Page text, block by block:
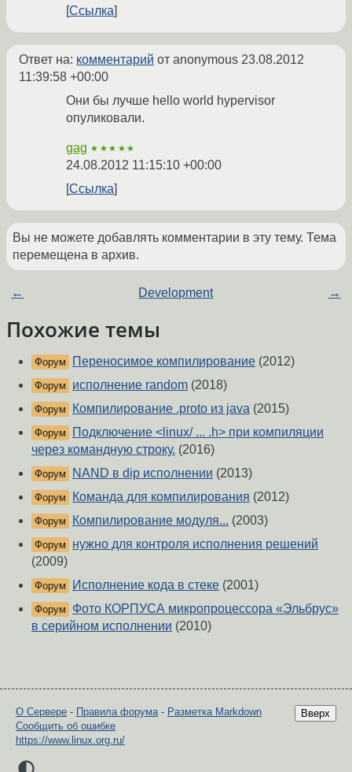
Ссылка
Ответ на: комментарий от anonymous 23.08.2012
11:39:58 +00:00
Они бы лучше hello world hypervisor
опуликовали.
gag ★★★★★
24.08.2012 11:15:10 +00:00
Ссылка
Вы не можете добавлять комментарии в эту тему. Тема
перемещена в архив.
← Development →
Похожие темы
Форум Переносимое компилирование (2012)
Форум исполнение random (2018)
Форум Компилирование .proto из java (2015)
Форум
Подключение <linux/ ... .h> при компиляции
через командную строку. (2016)
Форум NAND в dip исполнении (2013)
Форум Команда для компилирования (2012)
Форум Компилирование модуля... (2003)
Форум
нужно для контроля исполнения решений
(2009)
Форум Исполнение кода в стеке (2001)
Форум
Фото КОРПУСА микропроцессора «Эльбрус»
в серийном исполнении (2010)
Вверх
О Сервере - Правила форума - Разметка Markdown
Сообщить об ошибке
https://www.linux.org.ru/